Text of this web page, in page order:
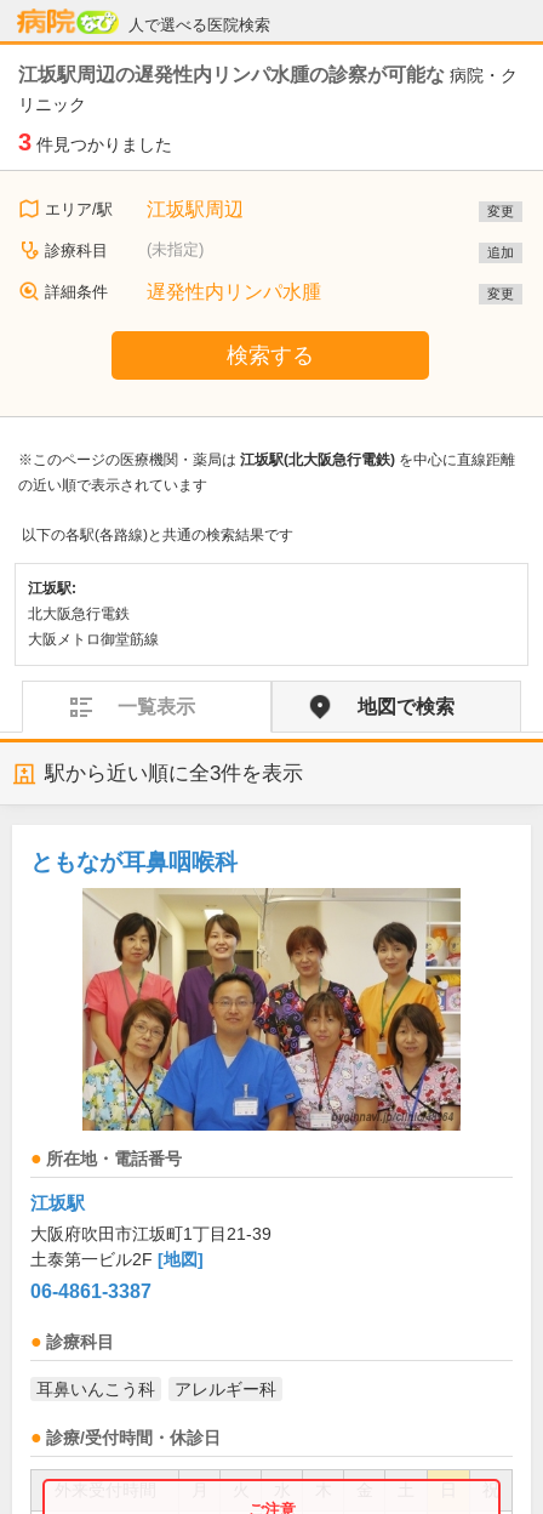
人で選べる医院検索
病院なび
江坂駅周辺の遅発性内リンパ水腫の診察が可能な 病院・ク
リニック
3 件見つかりました
エリア/駅 江坂駅周辺 変更
診療科目 (未指定) 追加
詳細条件 遅発性内リンパ水腫 変更
検索する
※このページの医療機関・薬局は 江坂駅(北大阪急行電鉄) を中心に直線距離
の近い順で表示されています
以下の各駅(各路線)と共通の検索結果です
江坂駅:
北大阪急行電鉄
大阪メトロ御堂筋線
一覧表示 地図で検索
駅から近い順に全3件を表示
ともなが耳鼻咽喉科
所在地・電話番号
江坂駅
大阪府吹田市江坂町1丁目21-39
土泰第一ビル2F [地図]
06-4861-3387
診療科目
耳鼻いんこう科 アレルギー科
診療/受付時間・休診日
祝